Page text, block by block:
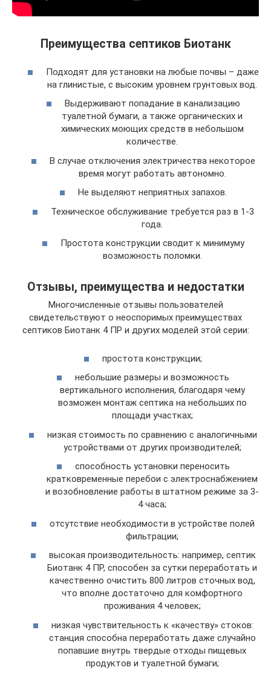
Преимущества септиков Биотанк
Подходят для установки на любые почвы – даже
на глинистые, с высоким уровнем грунтовых вод.
Выдерживают попадание в канализацию
туалетной бумаги, а также органических и
химических моющих средств в небольшом
количестве.
В случае отключения электричества некоторое
время могут работать автономно.
Не выделяют неприятных запахов.
Техническое обслуживание требуется раз в 1-3
года.
Простота конструкции сводит к минимуму
возможность поломки.
Отзывы, преимущества и недостатки
Многочисленные отзывы пользователей
свидетельствуют о неоспоримых преимуществах
септиков Биотанк 4 ПР и других моделей этой серии:
простота конструкции;
небольшие размеры и возможность
вертикального исполнения, благодаря чему
возможен монтаж септика на небольших по
площади участках;
низкая стоимость по сравнению с аналогичными
устройствами от других производителей;
способность установки переносить
кратковременные перебои с электроснабжением
и возобновление работы в штатном режиме за 3-
4 часа;
отсутствие необходимости в устройстве полей
фильтрации;
высокая производительность: например, септик
Биотанк 4 ПР, способен за сутки переработать и
качественно очистить 800 литров сточных вод,
что вполне достаточно для комфортного
проживания 4 человек;
низкая чувствительность к «качеству» стоков:
станция способна переработать даже случайно
попавшие внутрь твердые отходы пищевых
продуктов и туалетной бумаги;